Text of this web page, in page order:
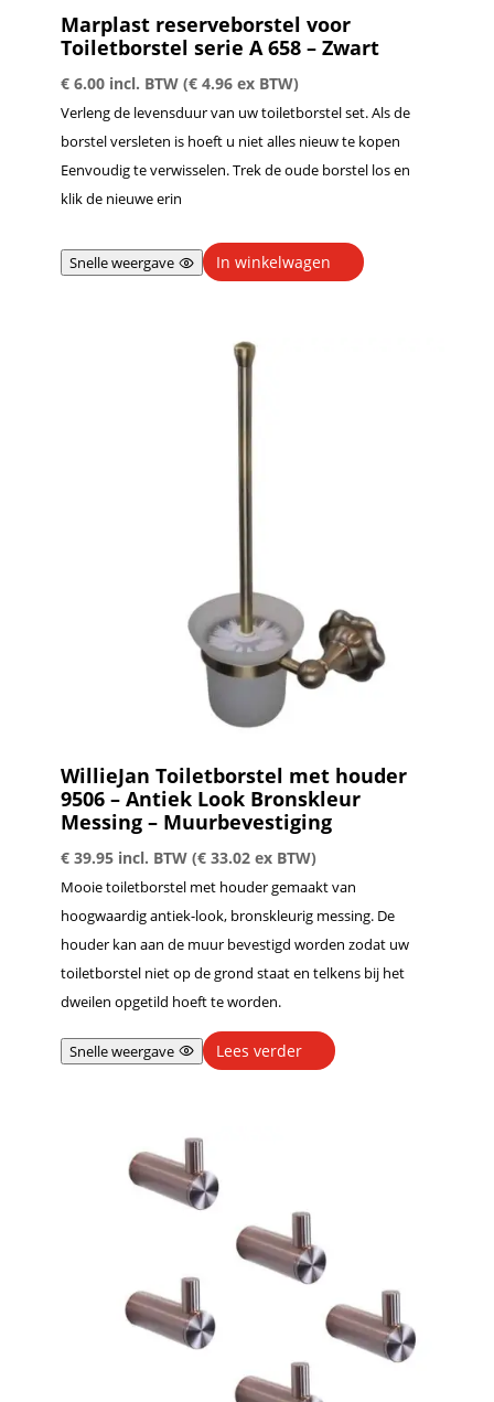
Marplast reserveborstel voor
Toiletborstel serie A 658 – Zwart
€6.00 incl. BTW (€4.96ex BTW)
Verleng de levensduur van uw toiletborstel set. Als de
borstel versleten is hoeft u niet alles nieuw te kopen
Eenvoudig te verwisselen. Trek de oude borstel los en
klik de nieuwe erin
Snelle weergave In winkelwagen
WillieJan Toiletborstel met houder
9506 – Antiek Look Bronskleur
Messing – Muurbevestiging
€39.95 incl. BTW (€33.02ex BTW)
Mooie toiletborstel met houder gemaakt van
hoogwaardig antiek-look, bronskleurig messing. De
houder kan aan de muur bevestigd worden zodat uw
toiletborstel niet op de grond staat en telkens bij het
dweilen opgetild hoeft te worden.
Snelle weergave Lees verder